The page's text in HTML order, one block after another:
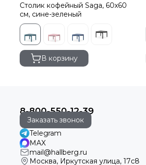
Столик кофейный Saga, 60х60
см, сине-зеленый
В корзину
8-800-550-12-39
Заказать звонок
Telegram
MAX
mail@hallberg.ru
Москва, Иркутская улица, 17с8